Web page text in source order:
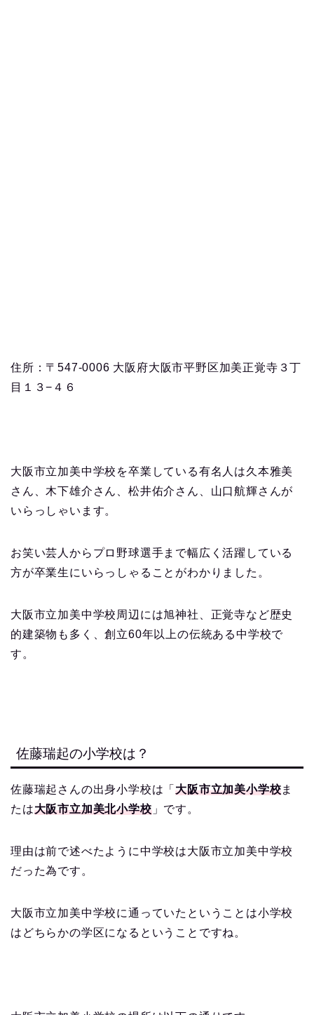
住所：〒547-0006 大阪府大阪市平野区加美正覚寺３丁
目１３−４６
大阪市立加美中学校を卒業している有名人は久本雅美
さん、木下雄介さん、松井佑介さん、山口航輝さんが
いらっしゃいます。
お笑い芸人からプロ野球選手まで幅広く活躍している
方が卒業生にいらっしゃることがわかりました。
大阪市立加美中学校周辺には旭神社、正覚寺など歴史
的建築物も多く、創立60年以上の伝統ある中学校で
す。
佐藤瑞起の小学校は？
佐藤瑞起さんの出身小学校は「大阪市立加美小学校ま
たは大阪市立加美北小学校」です。
理由は前で述べたように中学校は大阪市立加美中学校
だった為です。
大阪市立加美中学校に通っていたということは小学校
はどちらかの学区になるということですね。